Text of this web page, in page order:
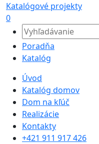
Katalógové projekty
0
Poradňa
Katalóg
Úvod
Katalóg domov
Dom na kľúč
Realizácie
Kontakty
+421 911 917 426